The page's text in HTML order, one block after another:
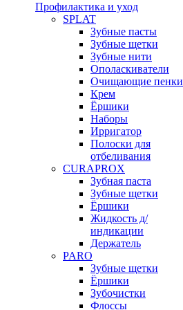
Профилактика и уход
SPLAT
Зубные пасты
Зубные щетки
Зубные нити
Ополаскиватели
Очищающие пенки
Крем
Ёршики
Наборы
Ирригатор
Полоски для
отбеливания
CURAPROX
Зубная паста
Зубные щетки
Ёршики
Жидкость д/
индикации
Держатель
PARO
Зубные щетки
Ёршики
Зубочистки
Флоссы